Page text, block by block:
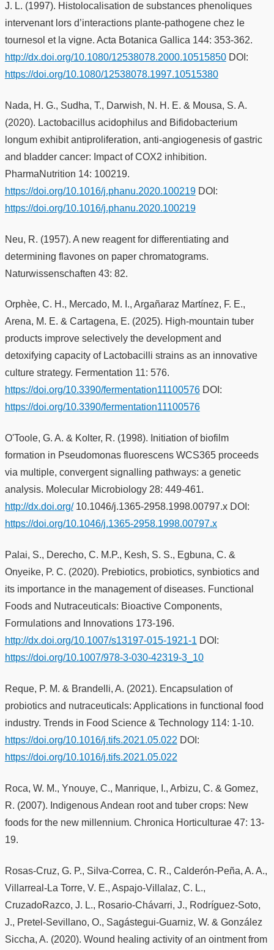
J. L. (1997). Histolocalisation de substances phenoliques
intervenant lors d’interactions plante-pathogene chez le
tournesol et la vigne. Acta Botanica Gallica 144: 353-362.
http://dx.doi.org/10.1080/12538078.2000.10515850DOI:
https://doi.org/10.1080/12538078.1997.10515380
Nada, H. G., Sudha, T., Darwish, N. H. E. & Mousa, S. A.
(2020). Lactobacillus acidophilus and Bifidobacterium
longum exhibit antiproliferation, anti-angiogenesis of gastric
and bladder cancer: Impact of COX2 inhibition.
PharmaNutrition 14: 100219.
https://doi.org/10.1016/j.phanu.2020.100219DOI:
https://doi.org/10.1016/j.phanu.2020.100219
Neu, R. (1957). A new reagent for differentiating and
determining flavones on paper chromatograms.
Naturwissenschaften 43: 82.
Orphèe, C. H., Mercado, M. I., Argañaraz Martínez, F. E.,
Arena, M. E. & Cartagena, E. (2025). High-mountain tuber
products improve selectively the development and
detoxifying capacity of Lactobacilli strains as an innovative
culture strategy. Fermentation 11: 576.
https://doi.org/10.3390/fermentation11100576DOI:
https://doi.org/10.3390/fermentation11100576
O'Toole, G. A. & Kolter, R. (1998). Initiation of biofilm
formation in Pseudomonas fluorescens WCS365 proceeds
via multiple, convergent signalling pathways: a genetic
analysis. Molecular Microbiology 28: 449-461.
http://dx.doi.org/10.1046/j.1365-2958.1998.00797.x DOI:
https://doi.org/10.1046/j.1365-2958.1998.00797.x
Palai, S., Derecho, C. M.P., Kesh, S. S., Egbuna, C. &
Onyeike, P. C. (2020). Prebiotics, probiotics, synbiotics and
its importance in the management of diseases. Functional
Foods and Nutraceuticals: Bioactive Components,
Formulations and Innovations 173-196.
http://dx.doi.org/10.1007/s13197-015-1921-1 DOI:
https://doi.org/10.1007/978-3-030-42319-3_10
Reque, P. M. & Brandelli, A. (2021). Encapsulation of
probiotics and nutraceuticals: Applications in functional food
industry. Trends in Food Science & Technology 114: 1-10.
https://doi.org/10.1016/j.tifs.2021.05.022 DOI:
https://doi.org/10.1016/j.tifs.2021.05.022
Roca, W. M., Ynouye, C., Manrique, I., Arbizu, C. & Gomez,
R. (2007). Indigenous Andean root and tuber crops: New
foods for the new millennium. Chronica Horticulturae 47: 13-
19.
Rosas-Cruz, G. P., Silva-Correa, C. R., Calderón-Peña, A. A.,
Villarreal-La Torre, V. E., Aspajo-Villalaz, C. L.,
CruzadoRazco, J. L., Rosario-Chávarri, J., Rodríguez-Soto,
J., Pretel-Sevillano, O., Sagástegui-Guarniz, W. & González
Siccha, A. (2020). Wound healing activity of an ointment from